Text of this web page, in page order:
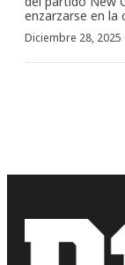
enzarzarse en la
Diciembre 28, 2025